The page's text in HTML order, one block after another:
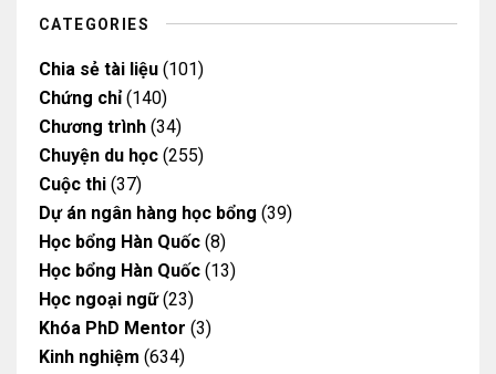
m
CATEGORIES
Chia sẻ tài liệu (101)
Chứng chỉ(140)
Chương trình (34)
Chuyện du học (255)
Cuộc thi (37)
Dự án ngân hàng học bổng (39)
Học bổng Hàn Quốc (8)
Học bổng Hàn Quốc (13)
Học ngoại ngữ(23)
Khóa PhD Mentor (3)
Kinh nghiệm (634)